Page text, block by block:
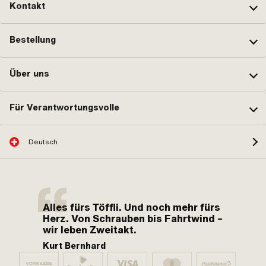
Kontakt
Bestellung
Über uns
Für Verantwortungsvolle
Deutsch
Alles fürs Töffli. Und noch mehr fürs
Herz. Von Schrauben bis Fahrtwind –
wir leben Zweitakt.
Kurt Bernhard